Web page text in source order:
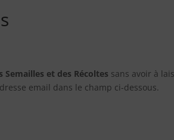
Semailles et des Récoltes sans avoir à
email dans le champ ci-dessous.